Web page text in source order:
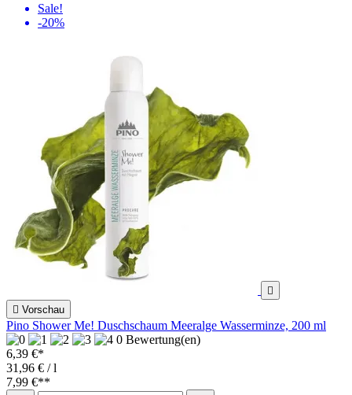
Sale!
-20%

 Vorschau
Pino Shower Me! Duschschaum Meeralge Wasserminze, 200 ml
0 Bewertung(en)
6,39 €*
31,96 € / l
7,99 €**